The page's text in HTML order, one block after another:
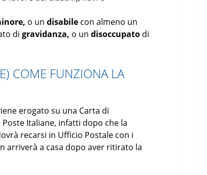
o undisabile con almeno un
digravidanza, o undisoccupato di
COME FUNZIONA LA
erogato su una Carta di
Italiane, infatti dopo che la
recarsi in Ufficio Postale con i
arriverà a casa dopo aver ritirato la